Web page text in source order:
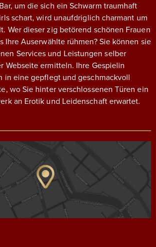
um die sich ein Schwarm traumhaft
schart, wird unaufdriglich charmant um
Wer dieser zig betörend schönen Frauen
Ihre Auserwählte rühmen? Sie können sie
Services und Leistungen selber
Webseite ermitteln. Ihre Gespielin
in eine gepflegt und geschmackvoll
wo Sie hinter verschlossenen Türen ein
an Erotik und Leidenschaft erwartet.